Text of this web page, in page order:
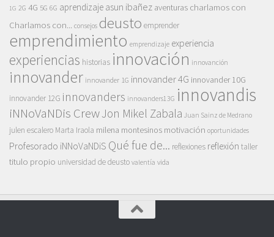
1G 2G 4G 5G 6G aprendizaje asun ibañez aventuras charlamos con
Charlamos con... consejos deusto emprender
emprendimiento emprendizaje experiencia
experiencias historias innovación innovanción
innovander innovander 1G innovander 4G innovander 10G
innovander 12G innovanders innovanders13G innovandis
iNNoVaNDis CrewJon Mikel Zabala Juan Sainz de Medrano
julen escalero Marta Iraola milena montesinos motivación oportunidades
Profesorado iNNoVaNDiS Qué fue de... reflexiones reflexión taller
titulo propio universidad de deusto valentía vida